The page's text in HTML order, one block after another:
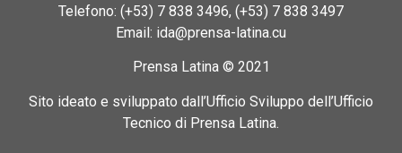
Telefono: (+53) 7 838 3496, (+53) 7 838 3497
Email: ida@prensa-latina.cu
Prensa Latina © 2021
Sito ideato e sviluppato dall’Ufficio Sviluppo dell’Ufficio
Tecnico di Prensa Latina.